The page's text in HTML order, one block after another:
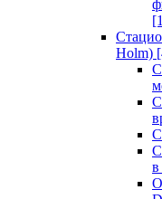
Holm)
в